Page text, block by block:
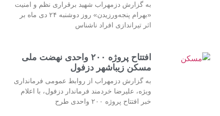
به گزارش دزمهراب شهید برقراری نظم و امنیت
«بهرام پنجه‌ورزیدن» روز دوشنبه ۲۴ دی ماه بر
اثر تیراندازی افراد ناشناس
افتتاح پروژه ۲۰۰ واحدی نهضت ملی
مسکن زیباشهر دزفول
به گزارش دزمهراب از روابط عمومی فرمانداری
ویژه، علیرضا خردمند فرماندار دزفول، با اعلام
خبر افتتاح پروژه ۲۰۰ واحدی طرح